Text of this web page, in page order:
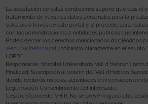
La aceptación de estas condiciones supone que dais el
tratamiento de vuestros datos personales para la
solicitáis a través de este portal y, si procede, para
con las administraciones o entidades públicas que
Podéis ejercer los derechos mencionados dirigiéndoos
web@vallhebron.cat, indicando claramente en el asunto
LOPD”.
Responsable: Hospital Universitario Vall d’Hebron
Finalidad: Suscripción al boletín del Vall d’Hebron
donde recibiréis noticias, actividades e información de
Legitimación: Consentimiento del interesado.
Cesión: Sí procede, VHIR. No se prevé ninguna otra